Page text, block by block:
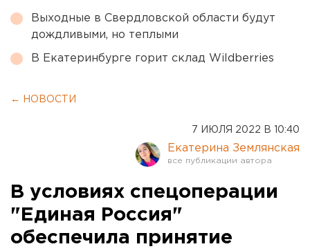
Выходные в Свердловской области будут
дождливыми, но теплыми
В Екатеринбурге горит склад Wildberries
← НОВОСТИ
7 ИЮЛЯ 2022 В 10:40
Екатерина Землянская
В условиях спецоперации
"Единая Россия"
обеспечила принятие